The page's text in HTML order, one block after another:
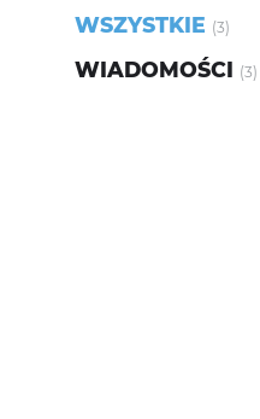
WSZYSTKIE (3)
WIADOMOŚCI (3)